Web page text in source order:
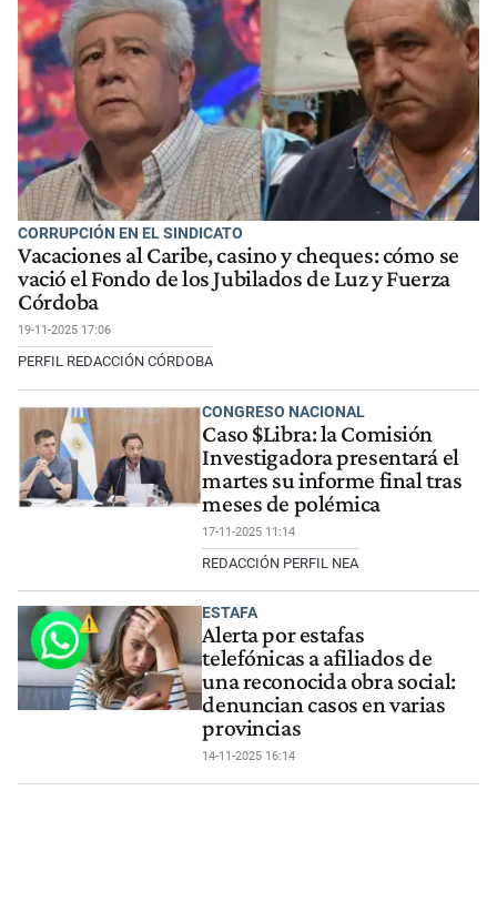
CORRUPCIÓN EN EL SINDICATO
Vacaciones al Caribe, casino y cheques: cómo se
vació el Fondo de los Jubilados de Luz y Fuerza
Córdoba
19-11-2025 17:06
PERFIL REDACCIÓN CÓRDOBA
CONGRESO NACIONAL
Caso $Libra: la Comisión
Investigadora presentará el
martes su informe final tras
meses de polémica
17-11-2025 11:14
REDACCIÓN PERFIL NEA
ESTAFA
Alerta por estafas
telefónicas a afiliados de
una reconocida obra social:
denuncian casos en varias
provincias
14-11-2025 16:14